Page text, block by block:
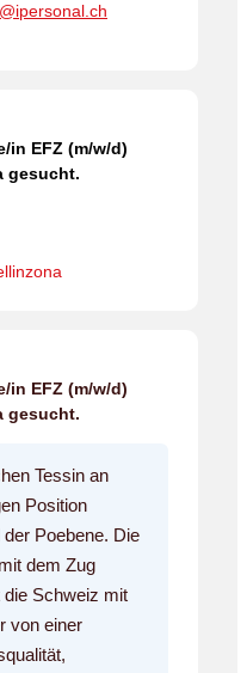
in EFZ (m/w/d)
gesucht.
in EFZ (m/w/d)
gesucht.
Tessin an
Position
Poebene. Die
dem Zug
die Schweiz mit
von einer